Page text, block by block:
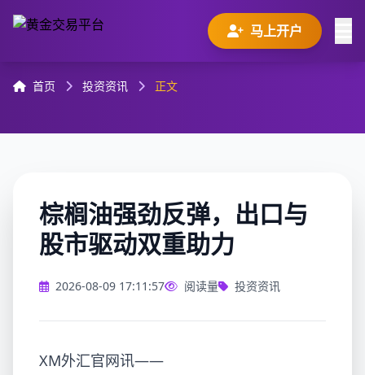
马上开户
首页 投资资讯 正文
棕榈油强劲反弹，出口与
股市驱动双重助力
2026-08-09 17:11:57 阅读量 投资资讯
XM外汇官网讯——